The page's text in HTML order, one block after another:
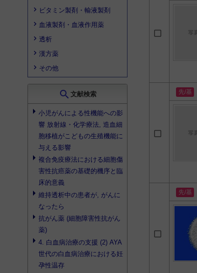
ビタミン製剤・輸液製剤
血液製剤・血液作用薬
透析
漢方薬
その他
search 文献検索
小児がんによる性機能への影
響 放射線・化学療法, 造血細
胞移植がこどもの生殖機能に
与える影響
複合免疫療法における細胞傷
害性抗癌薬の基礎的機序と臨
床的意義
維持透析中の患者が, がんに
なったら
抗がん薬 (細胞障害性抗がん
薬)
4. 白血病治療の支援 (2) AYA
世代の白血病治療における妊
孕性温存